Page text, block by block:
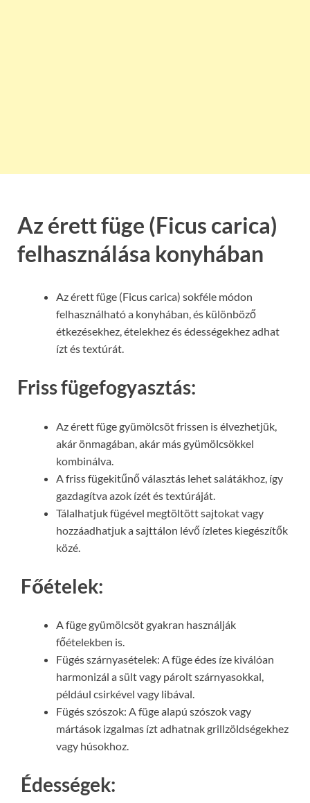
Az érett füge (Ficus carica)
felhasználása konyhában
Az érett füge (Ficus carica) sokféle módon
felhasználható a konyhában, és különböző
étkezésekhez, ételekhez és édességekhez adhat
ízt és textúrát.
Friss fügefogyasztás:
Az érett füge gyümölcsöt frissen is élvezhetjük,
akár önmagában, akár más gyümölcsökkel
kombinálva.
A friss fügekitűnő választás lehet salátákhoz, így
gazdagítva azok ízét és textúráját.
Tálalhatjuk fügével megtöltött sajtokat vagy
hozzáadhatjuk a sajttálon lévő ízletes kiegészítők
közé.
Főételek:
A füge gyümölcsöt gyakran használják
főételekben is.
Fügés szárnyasételek: A füge édes íze kiválóan
harmonizál a sült vagy párolt szárnyasokkal,
például csirkével vagy libával.
Fügés szószok: A füge alapú szószok vagy
mártások izgalmas ízt adhatnak grillzöldségekhez
vagy húsokhoz.
Édességek: